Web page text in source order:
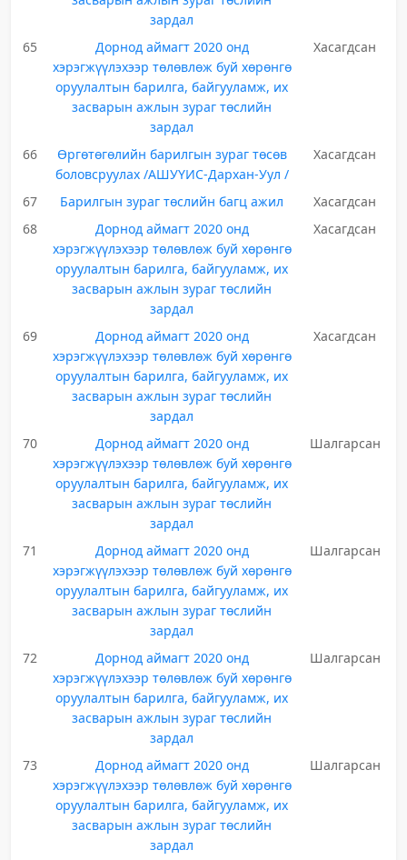
зардал
65
Дорнод аймагт 2020 онд
хэрэгжүүлэхээр төлөвлөж буй хөрөнгө
оруулалтын барилга, байгууламж, их
засварын ажлын зураг төслийн
зардал
Хасагдсан
66
Өргөтөгөлийн барилгын зураг төсөв
боловсруулах /АШУҮИС-Дархан-Уул /
Хасагдсан
67 Барилгын зураг төслийн багц ажил
Хасагдсан
68
Дорнод аймагт 2020 онд
хэрэгжүүлэхээр төлөвлөж буй хөрөнгө
оруулалтын барилга, байгууламж, их
засварын ажлын зураг төслийн
зардал
Хасагдсан
69
Дорнод аймагт 2020 онд
хэрэгжүүлэхээр төлөвлөж буй хөрөнгө
оруулалтын барилга, байгууламж, их
засварын ажлын зураг төслийн
зардал
Хасагдсан
70
Дорнод аймагт 2020 онд
хэрэгжүүлэхээр төлөвлөж буй хөрөнгө
оруулалтын барилга, байгууламж, их
засварын ажлын зураг төслийн
зардал
Шалгарсан
71
Дорнод аймагт 2020 онд
хэрэгжүүлэхээр төлөвлөж буй хөрөнгө
оруулалтын барилга, байгууламж, их
засварын ажлын зураг төслийн
зардал
Шалгарсан
72
Дорнод аймагт 2020 онд
хэрэгжүүлэхээр төлөвлөж буй хөрөнгө
оруулалтын барилга, байгууламж, их
засварын ажлын зураг төслийн
зардал
Шалгарсан
73
Дорнод аймагт 2020 онд
хэрэгжүүлэхээр төлөвлөж буй хөрөнгө
оруулалтын барилга, байгууламж, их
засварын ажлын зураг төслийн
зардал
Шалгарсан